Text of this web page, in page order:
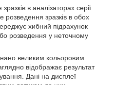
в аналізаторах серії
зразків в обох
хибний підрахунок
розведення у неточному
великим кольоровим
відображає результат
Дані на дисплеї